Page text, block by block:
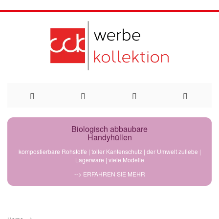
Direkt
Biologisch abbaubare
Handyhüllen
kompostierbare Rohstoffe | toller Kantenschutz | der Umwelt zuliebe |
Lagerware | viele Modelle
--> ERFAHREN SIE MEHR